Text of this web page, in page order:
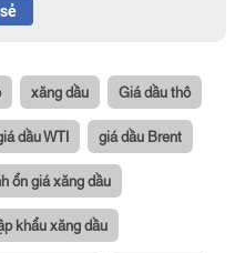
xăng dầu Giá dầu thô
dầu WTI giá dầu Brent
ổn giá xăng dầu
khẩu xăng dầu